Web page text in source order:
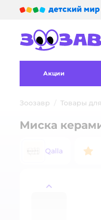
Акции
Зоозавр Товары
назад
Миска
Qalla